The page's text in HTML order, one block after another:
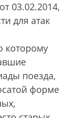
03.02.2014,
для атак
которому
поезда,
форме